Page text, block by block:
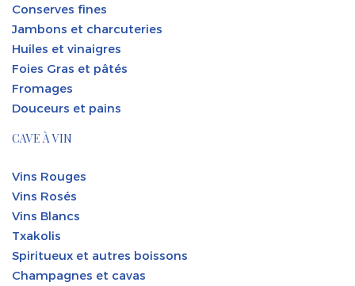
Conserves fines
Jambons et charcuteries
Huiles et vinaigres
Foies Gras et pâtés
Fromages
Douceurs et pains
CAVE À VIN
Vins Rouges
Vins Rosés
Vins Blancs
Txakolis
Spiritueux et autres boissons
Champagnes et cavas